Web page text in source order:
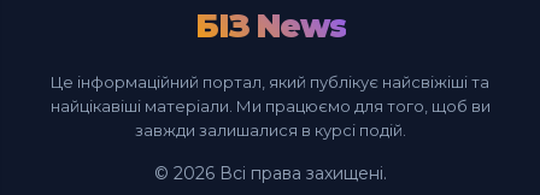
БІЗ News
Це інформаційний портал, який публікує найсвіжіші та
найцікавіші матеріали. Ми працюємо для того, щоб ви
завжди залишалися в курсі подій.
© 2026 Всі права захищені.